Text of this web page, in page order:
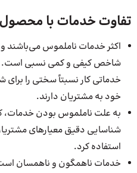
تفاوت خدمات با
اکثر خدمات ناملموس می‌باشند
شاخص کیفی و کمی نسبی است.
خدماتی کار نسبتاً سختی را
خود به مشتریان دارند.
به علت ناملموس بودن خدمات،
شناسایی دقیق معیارهای
استفاده کرد.
خدمات ناهمگون و ناهمسان